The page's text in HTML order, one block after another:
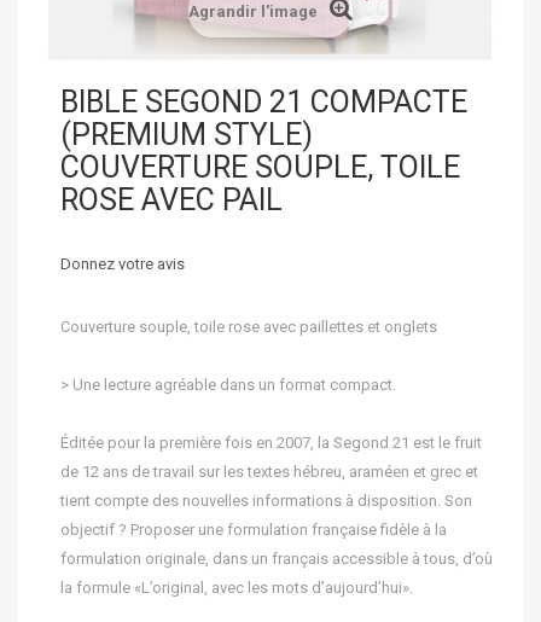
Agrandir l'image
BIBLE SEGOND 21 COMPACTE
(PREMIUM STYLE)
COUVERTURE SOUPLE, TOILE
ROSE AVEC PAIL
Donnez votre avis
Couverture souple, toile rose avec paillettes et onglets
> Une lecture agréable dans un format compact.
Éditée pour la première fois en 2007, la Segond 21 est le fruit
de 12 ans de travail sur les textes hébreu, araméen et grec et
tient compte des nouvelles informations à disposition. Son
objectif ? Proposer une formulation française fidèle à la
formulation originale, dans un français accessible à tous, d’où
la formule «L’original, avec les mots d’aujourd’hui».